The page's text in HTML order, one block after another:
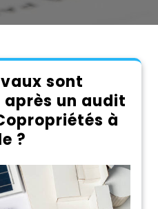
sont
un audit
à
?